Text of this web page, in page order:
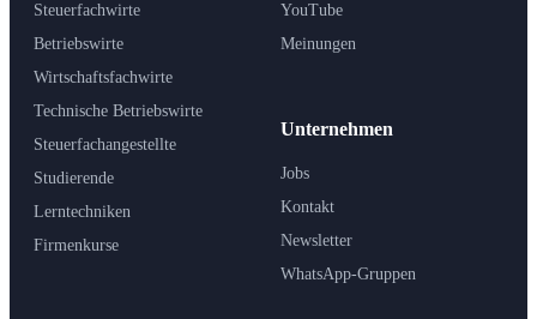
Steuerfachwirte
Betriebswirte
Wirtschaftsfachwirte
Technische Betriebswirte
Steuerfachangestellte
Studierende
Lerntechniken
Firmenkurse
YouTube
Meinungen
Unternehmen
Jobs
Kontakt
Newsletter
WhatsApp-Gruppen